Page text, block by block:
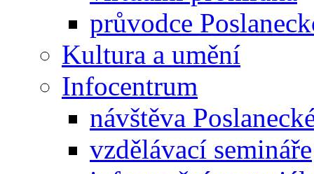
průvodce
Kultura a umění
Infocentrum
návštěva
vzdělávací semináře